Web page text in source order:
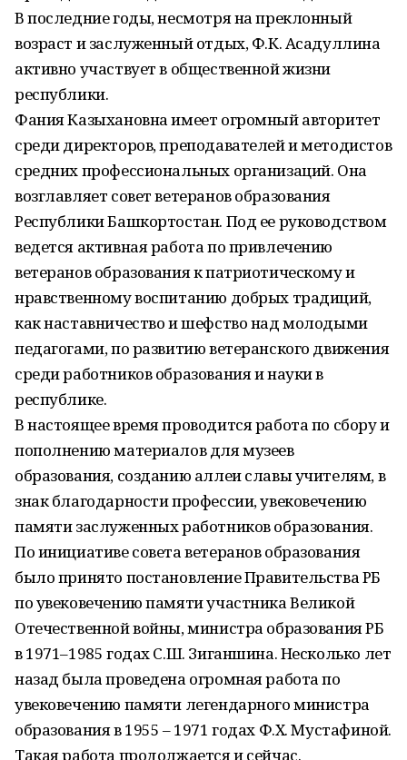
В последние годы, несмотря на преклонный
возраст и заслуженный отдых, Ф.К. Асадуллина
активно участвует в общественной жизни
республики.
Фания Казыхановна имеет огромный авторитет
среди директоров, преподавателей и методистов
средних профессиональных организаций. Она
возглавляет совет ветеранов образования
Республики Башкортостан. Под ее руководством
ведется активная работа по привлечению
ветеранов образования к патриотическому и
нравственному воспитанию добрых традиций,
как наставничество и шефство над молодыми
педагогами, по развитию ветеранского движения
среди работников образования и науки в
республике.
В настоящее время проводится работа по сбору и
пополнению материалов для музеев
образования, созданию аллеи славы учителям, в
знак благодарности профессии, увековечению
памяти заслуженных работников образования.
По инициативе совета ветеранов образования
было принято постановление Правительства РБ
по увековечению памяти участника Великой
Отечественной войны, министра образования РБ
в 1971–1985 годах С.Ш. Зиганшина. Несколько лет
назад была проведена огромная работа по
увековечению памяти легендарного министра
образования в 1955 – 1971 годах Ф.Х. Мустафиной.
Такая работа продолжается и сейчас.